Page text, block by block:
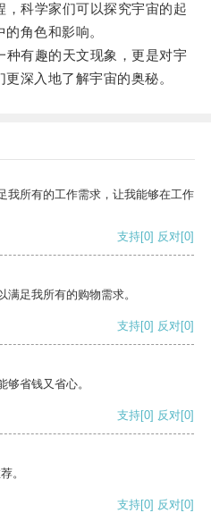
科学家们可以探究宇宙的起
角色和影响。
有趣的天文现象，更是对宇
深入地了解宇宙的奥秘。
我所有的工作需求，让我能够在工作
支持[0] 反对[0]
足我所有的购物需求。
支持[0] 反对[0]
省钱又省心。
支持[0] 反对[0]
。
支持[0] 反对[0]